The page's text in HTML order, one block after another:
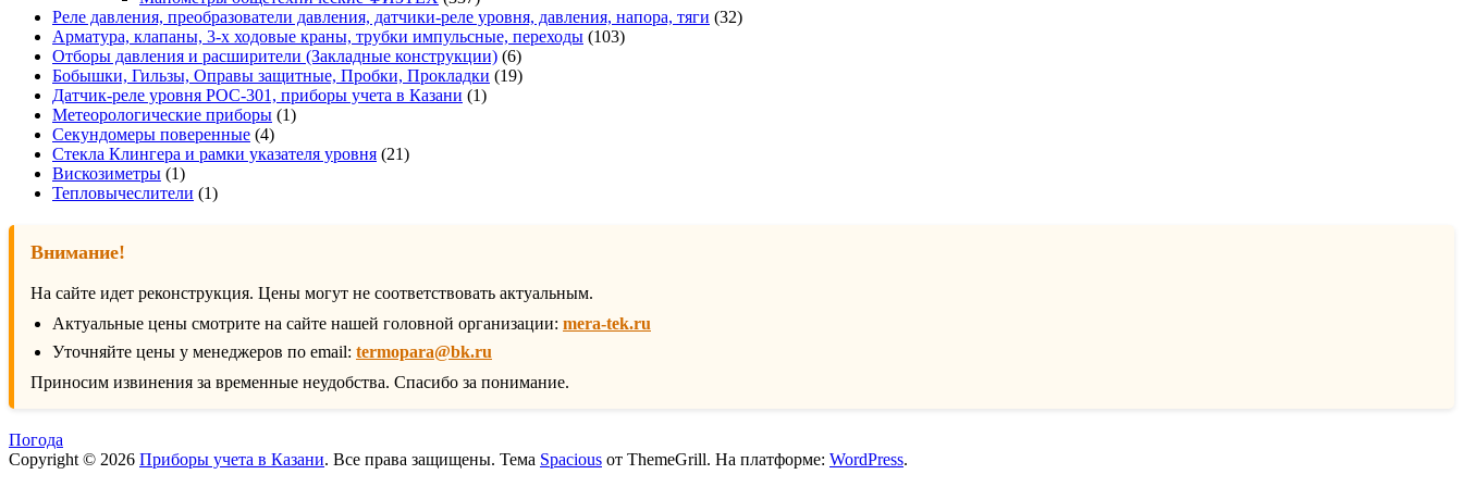
товаров
Реле давления, преобразователи давления, датчики-реле уровня, давления, напора, тяги 3232
Арматура, клапаны, 3-х ходовые краны, трубки импульсные, переходы 103103
Отборы давления и расширители (Закладные конструкции) 66
товаров
Бобышки, Гильзы, Оправы защитные, Пробки, Прокладки 1919
Датчик-реле уровня РОС-301, приборы учета в Казани 11
Метеорологические приборы 11
Секундомеры поверенные 44
товара
Стекла Клингера и рамки указателя уровня 2121
Вискозиметры 11
товар
Тепловычеслители 11
Внимание!
На сайте идет реконструкция. Цены могут не соответствовать актуальным.
Актуальные цены смотрите на сайте нашей головной организации: mera-tek.ru
Уточняйте цены у менеджеров по email: termopara@bk.ru
Приносим извинения за временные неудобства. Спасибо за понимание.
Погода
Copyright © 2026 Приборы учета в Казани. Все права защищены. Тема Spacious от ThemeGrill. На платформе: WordPress.